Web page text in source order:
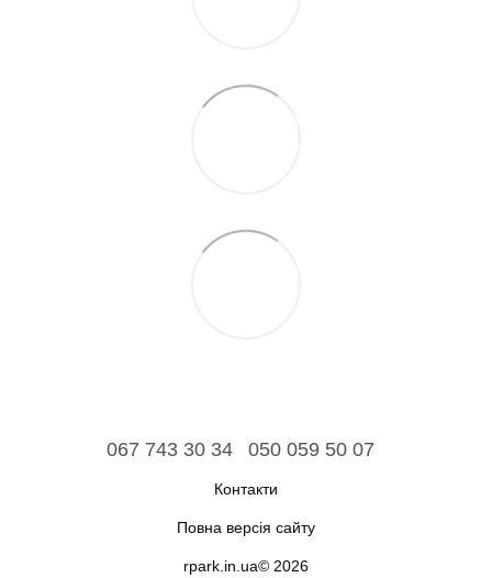
067 743 30 34 050 059 50 07
Контакти
Повна версія сайту
rpark.in.ua© 2026